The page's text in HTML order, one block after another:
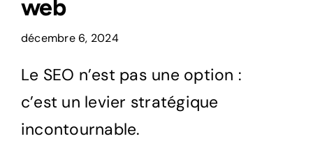
Expertises
web
décembre 6, 2024
Le SEO n’est pas une option :
c’est un levier stratégique
incontournable.